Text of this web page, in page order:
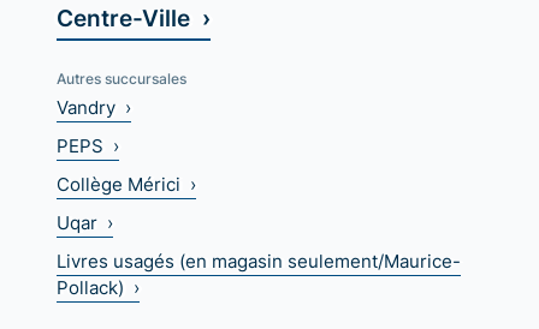
Centre-Ville ›
Autres succursales
Vandry ›
PEPS ›
Collège Mérici ›
Uqar ›
Livres usagés (en magasin seulement/Maurice-
Pollack) ›